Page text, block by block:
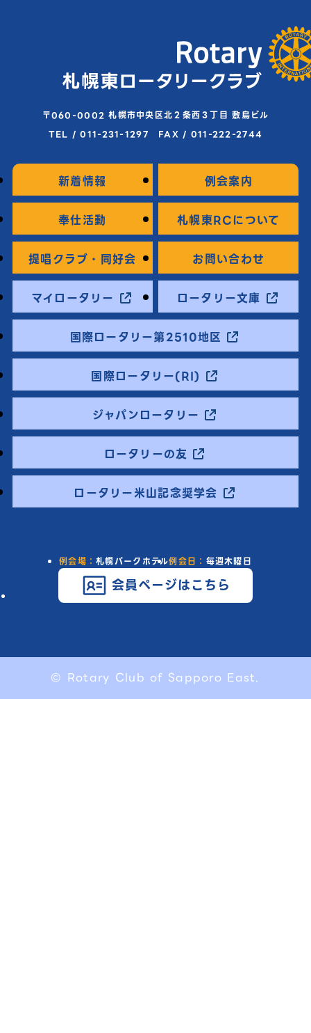
〒060-0002 札幌市中央区北２条西３丁目 敷島ビル
TEL / 011-231-1297 FAX / 011-222-2744
新着情報 例会案内
奉仕活動 札幌東RCについて
提唱クラブ・同好会 お問い合わせ
マイロータリー ロータリー文庫
国際ロータリー第2510地区
国際ロータリー(RI)
ジャパンロータリー
ロータリーの友
ロータリー米山記念奨学会
例会場：札幌パークホテル例会日： 毎週木曜日
会員ページはこちら
© Rotary Club of Sapporo East.